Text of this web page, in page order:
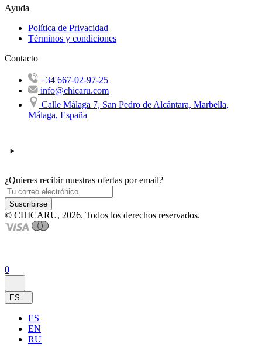
Ayuda
Política de Privacidad
Términos y condiciones
Contacto
+34 667-02-97-25
info@chicaru.com
Calle Málaga 7, San Pedro de Alcántara, Marbella,
Málaga, España
¿Quieres recibir nuestras ofertas por email?
Suscribirse
© CHICARU, 2026. Todos los derechos reservados.
0
ES
ES
EN
RU